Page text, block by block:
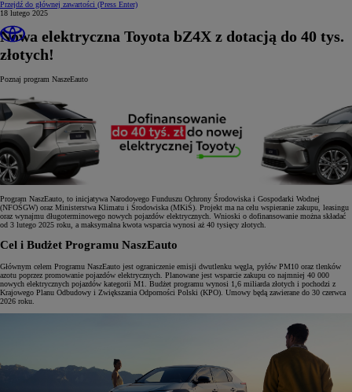
Przejdź do głównej zawartości (Press Enter)
18 lutego 2025
Nowa elektryczna Toyota bZ4X z dotacją do 40 tys.
złotych!
Poznaj program NaszeEauto
Program NaszEauto, to inicjatywa Narodowego Funduszu Ochrony Środowiska i Gospodarki Wodnej
(NFOŚGW) oraz Ministerstwa Klimatu i Środowiska (MKiŚ). Projekt ma na celu wspieranie zakupu, leasingu
oraz wynajmu długoterminowego nowych pojazdów elektrycznych. Wnioski o dofinansowanie można składać
od 3 lutego 2025 roku, a maksymalna kwota wsparcia wynosi aż 40 tysięcy złotych.
Cel i Budżet Programu NaszEauto
Głównym celem Programu NaszEauto jest ograniczenie emisji dwutlenku węgla, pyłów PM10 oraz tlenków
azotu poprzez promowanie pojazdów elektrycznych. Planowane jest wsparcie zakupu co najmniej 40 000
nowych elektrycznych pojazdów kategorii M1. Budżet programu wynosi 1,6 miliarda złotych i pochodzi z
Krajowego Planu Odbudowy i Zwiększania Odporności Polski (KPO). Umowy będą zawierane do 30 czerwca
2026 roku.